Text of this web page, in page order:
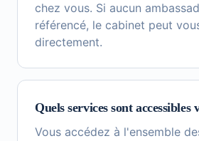
chez vous. Si aucun
référencé, le cabinet peut
directement.
Quels services sont accessibles
Vous accédez à l'ensemble